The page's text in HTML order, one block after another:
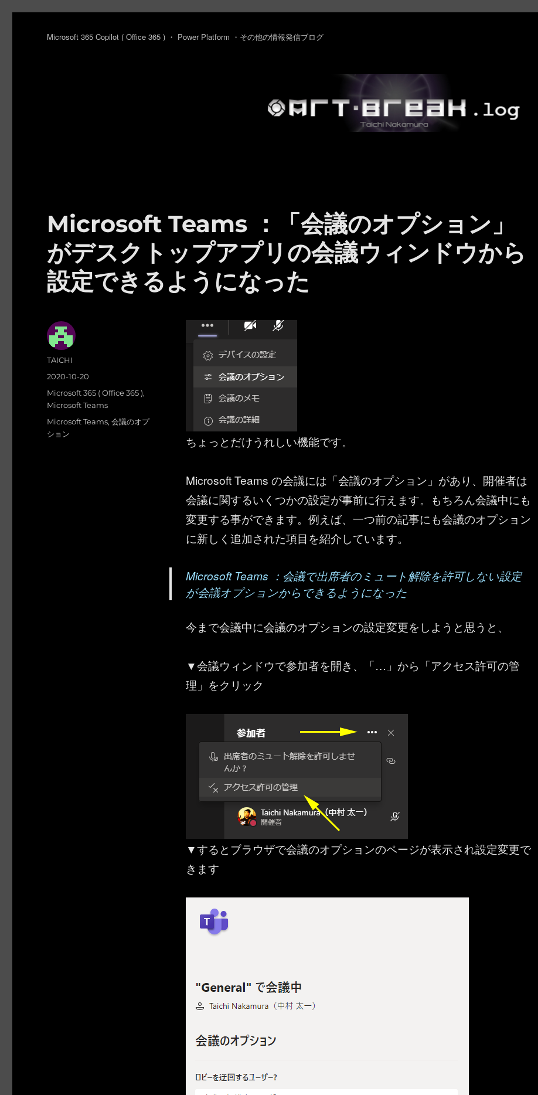
Microsoft 365 Copilot ( Office 365 ) ・ Power Platform ・その他の情報発信ブログ
Microsoft Teams ：「会議のオプション」
がデスクトップアプリの会議ウィンドウから
設定できるようになった
ちょっとだけうれしい機能です。
Microsoft Teams の会議には「会議のオプション」があり、開催者は
会議に関するいくつかの設定が事前に行えます。もちろん会議中にも
変更する事ができます。例えば、一つ前の記事にも会議のオプション
に新しく追加された項目を紹介しています。
Microsoft Teams ：会議で出席者のミュート解除を許可しない設定
が会議オプションからできるようになった
今まで会議中に会議のオプションの設定変更をしようと思うと、
▼会議ウィンドウで参加者を開き、「…」から「アクセス許可の管
理」をクリック
▼するとブラウザで会議のオプションのページが表示され設定変更で
きます
投
稿
TAICHI
投
日:
2020-10-20
カ
テ
Microsoft 365 ( Office 365 ),
Microsoft Teams
タ
グ
Microsoft Teams,会議のオプ
ション